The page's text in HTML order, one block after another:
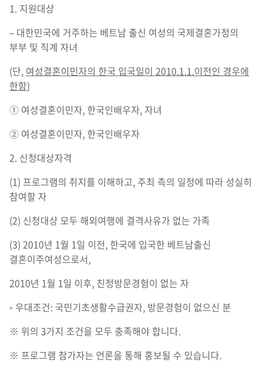
1. 지원대상
– 대한민국에 거주하는 베트남 출신 여성의 국제결혼가정의
부부 및 직계 자녀
(단, 여성결혼이민자의 한국 입국일이 2010.1.1.이전인 경우에
한함)
① 여성결혼이민자, 한국인배우자, 자녀
② 여성결혼이민자, 한국인배우자
2. 신청대상자격
(1) 프로그램의 취지를 이해하고, 주최 측의 일정에 따라 성실히
참여할 자
(2) 신청대상 모두 해외여행에 결격사유가 없는 가족
(3) 2010년 1월 1일 이전, 한국에 입국한 베트남출신
결혼이주여성으로서,
2010년 1월 1일 이후, 친정방문경험이 없는 자
◦ 우대조건: 국민기초생활수급권자, 방문경험이 없으신 분
※ 위의 3가지 조건을 모두 충족해야 합니다.
※ 프로그램 참가자는 언론을 통해 홍보될 수 있습니다.